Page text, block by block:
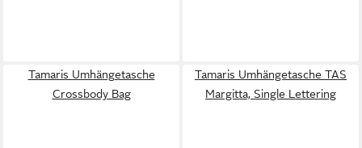
Tamaris Umhängetasche
Crossbody Bag
Tamaris Umhängetasche TAS
Margitta, Single Lettering